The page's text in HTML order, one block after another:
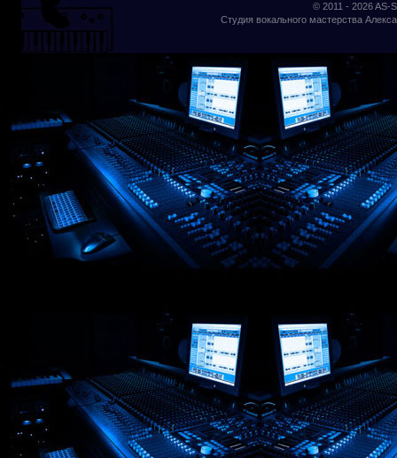
© 2011 - 2026AS-
Студия вокального мастерства